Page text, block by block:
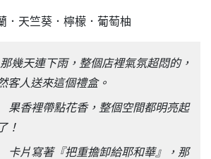
．天竺葵．檸檬．葡萄柚
那幾天連下雨，整個店裡氣氛超悶的，
客人送來這個禮盒。
果香裡帶點花香，整個空間都明亮起
！
卡片寫著『把重擔卸給耶和華』，那